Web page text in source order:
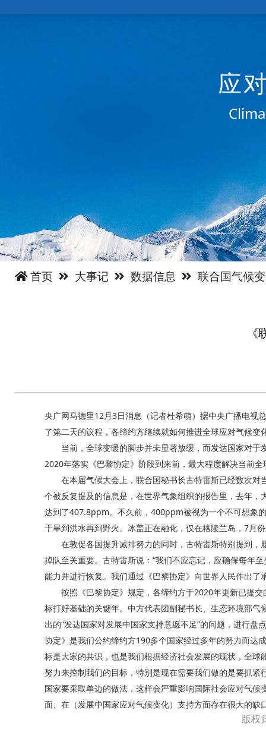
应
首页 大事记 数据信息 联合国气候
央广网马德里12月3日消息（记者杜希萌）据中央广播电视
了第二天的议程，各缔约方继续就如何推进全球应对气候变
当前，全球变暖的脚步并未显著放缓，而发达国家对于
2020年落实《巴黎协定》阶段到来前，最大程度解决当前
在本届气候大会上，联合国秘书长古特雷斯已经数次对
个被反复提及的信息是，在世界气象组织的报告里，去年
达到了407.8ppm。不久前，400ppm被视为一个不可想象
干旱到洪水再到野火。冰盖正在融化，仅在格陵兰岛，7月
在敦促各国提升减排努力的同时，古特雷斯特别提到，
掉队至关重要。古特雷斯说：“我们不应忘记，应确保每年
能力并进行恢复。我们通过《巴黎协定》向世界人民作出了
按照《巴黎协定》规定，各缔约方于2020年更新已提交
标打好基础的关键年。中方代表团副秘书长、生态环境部
出的“发达国家对发展中国家支持意愿不足”的问题，进行
协定》是我们公约缔约方190多个国家经过多年的努力而达
标是大家的共识，也是我们根据经济社会发展的现状，全
努力来控制我们的目标，特别是现在需要我们做的是要抓
国家要采取单边的做法，这样会严重影响国际社会应对气
面、在（发展中国家应对气候变化）支持方面存在很大的缺
版权